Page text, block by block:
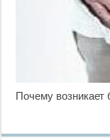
Почему возникает